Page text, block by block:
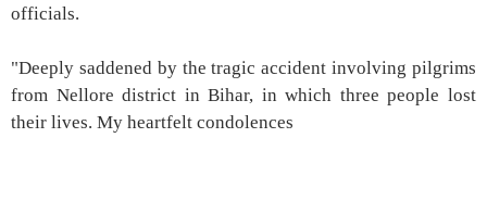
officials.
"Deeply saddened by the tragic accident involving pilgrims
from Nellore district in Bihar, in which three people lost
their lives. My heartfelt condolences